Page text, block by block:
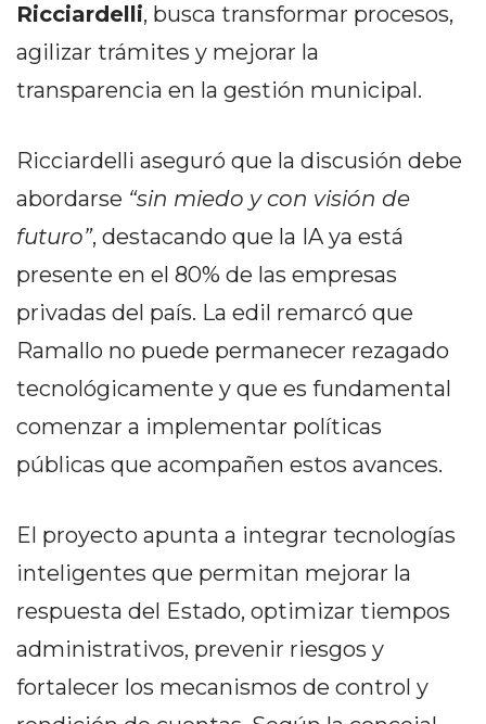
VENTA POR WHATSAPP
WHATSAPP: LA GUÍA
DEFINITIVA PARA
RESTAURANTES Y
DELIVERIES
PEDIDOS DE DELIVERY
POR WHATSAPP SIN QUE
SE TE PIERDA NINGUNO
Y
CONDICIONES
Ricciardelli, busca transformar procesos,
agilizar trámites y mejorar la
transparencia en la gestión municipal.
Ricciardelli aseguró que la discusión debe
abordarse “sin miedo y con visión de
futuro”, destacando que la IA ya está
presente en el 80% de las empresas
privadas del país. La edil remarcó que
Ramallo no puede permanecer rezagado
tecnológicamente y que es fundamental
comenzar a implementar políticas
públicas que acompañen estos avances.
El proyecto apunta a integrar tecnologías
inteligentes que permitan mejorar la
respuesta del Estado, optimizar tiempos
administrativos, prevenir riesgos y
fortalecer los mecanismos de control y